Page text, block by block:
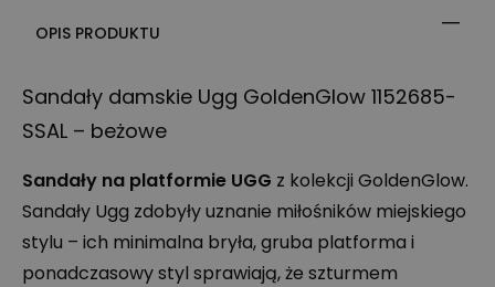
OPIS PRODUKTU
Sandały damskie Ugg GoldenGlow 1152685-
SSAL – beżowe
Sandały na platformie UGG z kolekcji GoldenGlow.
Sandały Ugg zdobyły uznanie miłośników miejskiego
stylu – ich minimalna bryła, gruba platforma i
ponadczasowy styl sprawiają, że szturmem